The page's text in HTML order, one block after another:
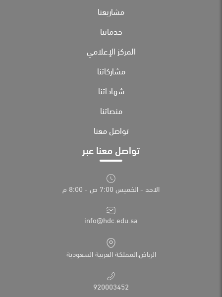
مشاريعنا
خدماتنا
المركز الإعلامي
مشاركاتنا
شهاداتنا
منصاتنا
تواصل معنا
تواصل معنا عبر
الاحد - الخميس 7:00 ص - 8:00 م
info@hdc.edu.sa
الرياض,المملكة العربية السعودية
920003452